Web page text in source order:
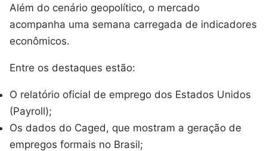
Além do cenário geopolítico, o mercado
acompanha uma semana carregada de indicadores
econômicos.
Entre os destaques estão:
O relatório oficial de emprego dos Estados Unidos
(Payroll);
Os dados do Caged, que mostram a geração de
empregos formais no Brasil;